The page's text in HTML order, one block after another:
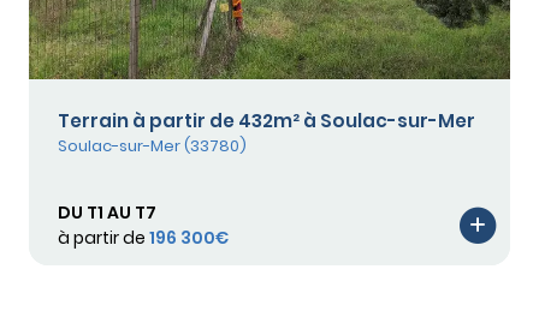
Terrain à partir de 432m² à Soulac-sur-Mer
Soulac-sur-Mer (33780)
DU T1 AU T7
à partir de 196 300€